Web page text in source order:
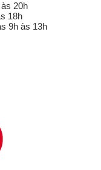
20h
18h
9h às 13h